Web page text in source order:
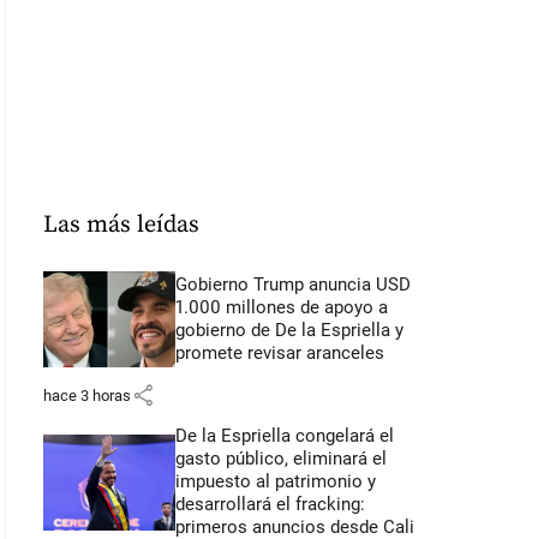
Las más leídas
Gobierno Trump anuncia USD
1.000 millones de apoyo a
gobierno de De la Espriella y
promete revisar aranceles
hace 3 horas share
De la Espriella congelará el
gasto público, eliminará el
impuesto al patrimonio y
desarrollará el fracking:
primeros anuncios desde Cali